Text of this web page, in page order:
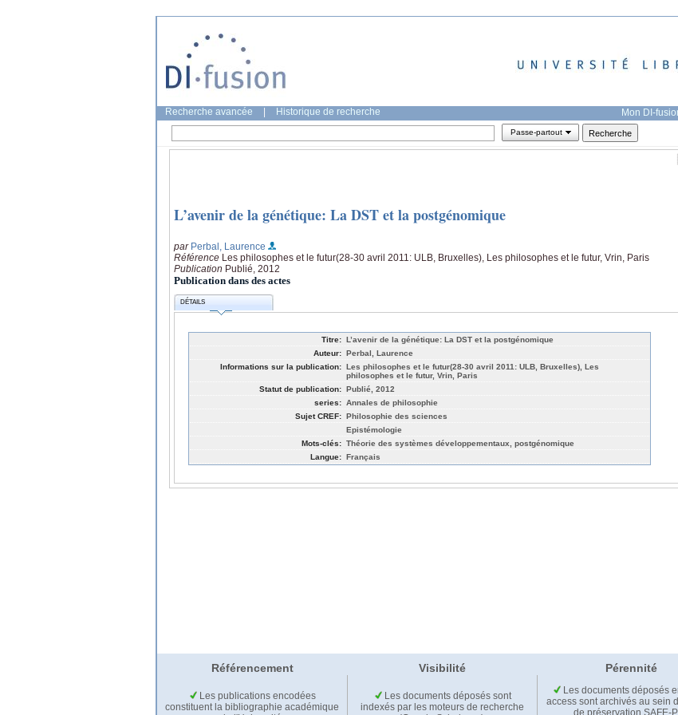
Recherche avancée Historique de recherche Mon DI-
Passe-partout
L’avenir de la génétique: La DST et la postgénomique
par Perbal, Laurence
Référence Les philosophes et le futur(28-30 avril 2011: ULB, Bruxelles), Les philosophes et le futur, Vrin, Paris
Publication Publié, 2012
Publication dans des actes
DÉTAILS
Titre: L’avenir de la génétique: La DST et la postgénomique
Auteur: Perbal, Laurence
Informations sur la publication: Les philosophes et le futur(28-30 avril 2011: ULB, Bruxelles), Les
philosophes et le futur, Vrin, Paris
Statut de publication: Publié, 2012
series: Annales de philosophie
Sujet CREF: Philosophie des sciences
Epistémologie
Mots-clés: Théorie des systèmes développementaux, postgénomique
Langue: Français
Référencement Visibilité Pérennité
Les publications encodées
constituent la bibliographie académique
Les documents déposés sont
indexés par les moteurs de recherche
Les documents déposés
access sont archivés au sein